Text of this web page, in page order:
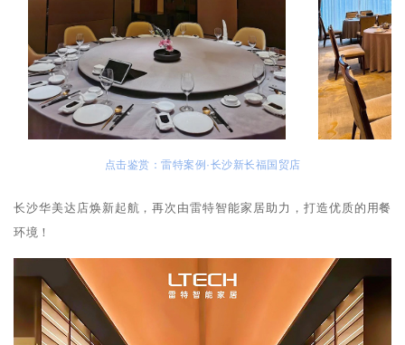
点击鉴赏：雷特案例·长沙新长福国贸店
长沙华美达店焕新起航，再次由雷特智能家居助力，打造优质的用餐
环境！